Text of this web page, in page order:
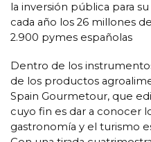
la inversión pública para
cada año los 26 millones
2.900 pymes españolas
Dentro de los
de los productos
Spain Gourmetour, que
cuyo fin es dar a conocer
gastronomía y el turismo